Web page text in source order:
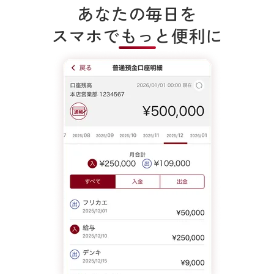
あなたの毎日を
スマホでもっと便利に